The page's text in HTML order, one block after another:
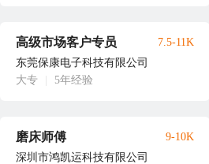
高级市场客户专员
东莞保康电子科技有限公司
大专
5年经验
7.5-11K
磨床师傅
深圳市鸿凯运科技有限公司
9-10K